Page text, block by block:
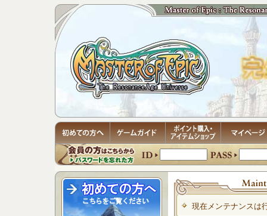
現在メンテナンスは